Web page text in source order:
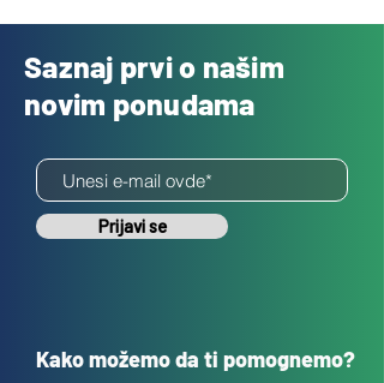
Saznaj prvi o našim
novim ponudama
Prijavi se
Kako možemo da ti pomognemo?